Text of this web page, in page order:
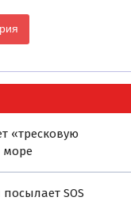
«тресковую
море
SOS